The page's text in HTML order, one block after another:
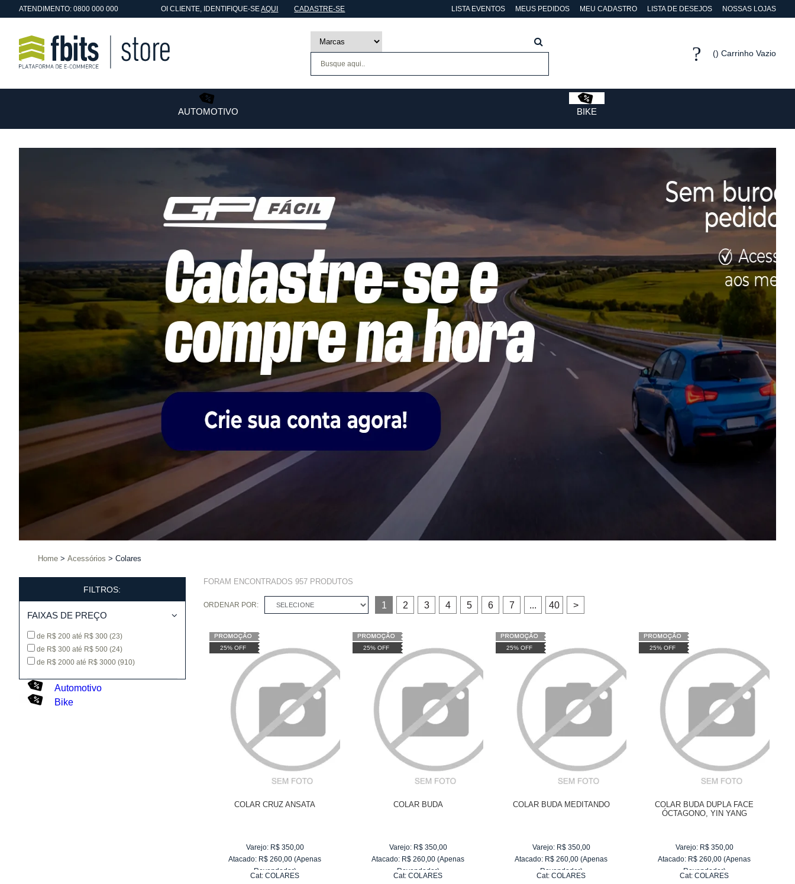
ATENDIMENTO: 0800 000 000 OICLIENTE, IDENTIFIQUE-SEAQUI CADASTRE-SE LISTA EVENTOS MEUS PEDIDOS MEU CADASTRO LISTA DE DESEJOS NOSSAS LOJAS
Carrinho Vazio
AUTOMOTIVO BIKE
Home Acessórios Colares
FILTROS:
FAIXAS DE PREÇO
de R$ 200 até R$ 300 (23)
de R$ 300 até R$ 500 (24)
de R$ 2000 até R$ 3000 (910)
Automotivo
Bike
FORAM ENCONTRADOS 957PRODUTOS
ORDENAR POR: SELECIONE 1 2 3 4 5 6 7 ... 40 >
25% OFF
COLAR CRUZ ANSATA
Varejo: R$ 350,00
Atacado: R$ 260,00 (Apenas
Revendedor)
Cat:COLARES
25% OFF
COLAR BUDA
Varejo: R$ 350,00
Atacado: R$ 260,00 (Apenas
Revendedor)
Cat:COLARES
25% OFF
COLAR BUDA MEDITANDO
Varejo: R$ 350,00
Atacado: R$ 260,00 (Apenas
Revendedor)
Cat:COLARES
25% OFF
COLAR BUDA DUPLA FACE
ÓCTAGONO, YIN YANG
Varejo: R$ 350,00
Atacado: R$ 260,00 (Apenas
Revendedor)
Cat:COLARES